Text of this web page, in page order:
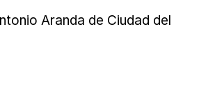
Aranda de Ciudad del